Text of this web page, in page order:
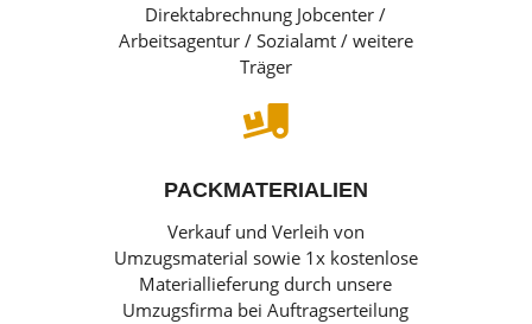
Direktabrechnung Jobcenter /
Arbeitsagentur / Sozialamt / weitere
Träger

PACKMATERIALIEN
Verkauf und Verleih von
Umzugsmaterial sowie 1x kostenlose
Materiallieferung durch unsere
Umzugsfirma bei Auftragserteilung